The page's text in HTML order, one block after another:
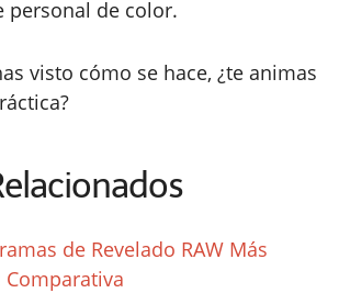
personal de color.
visto cómo se hace, ¿te animas
de Revelado RAW Más
Comparativa